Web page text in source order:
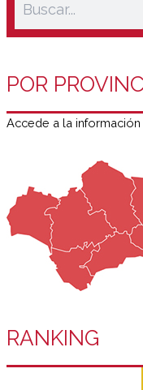
POR
Accede a la
RANKING